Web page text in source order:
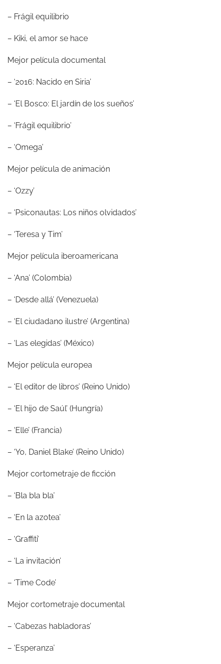
– Frágil equilibrio
– Kiki, el amor se hace
Mejor película documental
– ‘2016: Nacido en Siria’
– ‘El Bosco: El jardín de los sueños’
– ‘Frágil equilibrio’
– ‘Omega’
Mejor película de animación
– ‘Ozzy’
– ‘Psiconautas: Los niños olvidados’
– ‘Teresa y Tim’
Mejor película iberoamericana
– ‘Ana’ (Colombia)
– ‘Desde allá’ (Venezuela)
– ‘El ciudadano ilustre’ (Argentina)
– ‘Las elegidas’ (México)
Mejor película europea
– ‘El editor de libros’ (Reino Unido)
– ‘El hijo de Saúl’ (Hungría)
– ‘Elle’ (Francia)
– ‘Yo, Daniel Blake’ (Reino Unido)
Mejor cortometraje de ficción
– ‘Bla bla bla’
– ‘En la azotea’
– ‘Graffiti’
– ‘La invitación’
– ‘Time Code’
Mejor cortometraje documental
– ‘Cabezas habladoras’
– ‘Esperanza’